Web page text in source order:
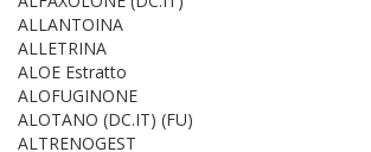
ALLANTOINA
ALLETRINA
ALOE Estratto
ALOFUGINONE
ALOTANO (DC.IT) (FU)
ALTRENOGEST